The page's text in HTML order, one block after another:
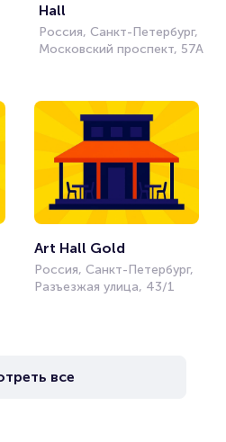
Hall
Россия, Санкт-Петербург,
Московский проспект, 57А
Art Hall Gold
Россия, Санкт-Петербург,
Разъезжая улица, 43/1
все